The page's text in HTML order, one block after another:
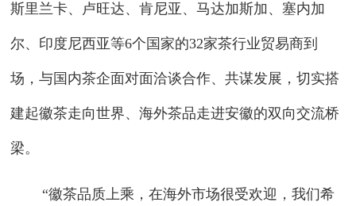
斯里兰卡、卢旺达、肯尼亚、马达加斯加、塞内加
尔、印度尼西亚等6个国家的32家茶行业贸易商到
场，与国内茶企面对面洽谈合作、共谋发展，切实搭
建起徽茶走向世界、海外茶品走进安徽的双向交流桥
梁。
“徽茶品质上乘，在海外市场很受欢迎，我们希